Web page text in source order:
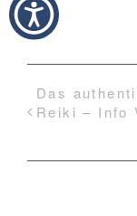
Das
Reiki – Info